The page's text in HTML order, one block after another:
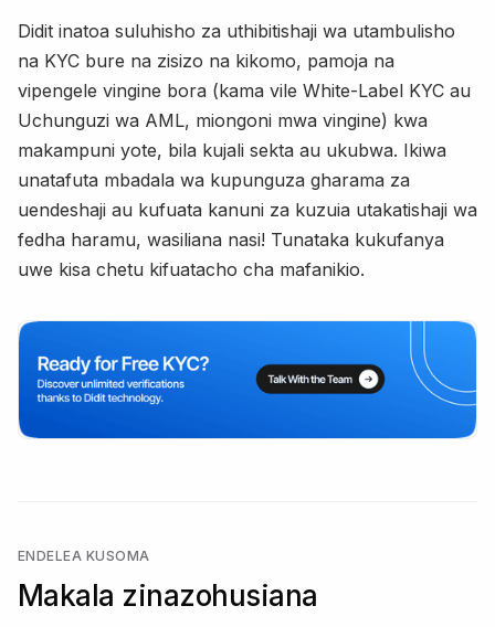
Didit inatoa suluhisho za uthibitishaji wa utambulisho
na KYC bure na zisizo na kikomo, pamoja na
vipengele vingine bora (kama vile White-Label KYC au
Uchunguzi wa AML, miongoni mwa vingine) kwa
makampuni yote, bila kujali sekta au ukubwa. Ikiwa
unatafuta mbadala wa kupunguza gharama za
uendeshaji au kufuata kanuni za kuzuia utakatishaji wa
fedha haramu, wasiliana nasi! Tunataka kukufanya
uwe kisa chetu kifuatacho cha mafanikio.
ENDELEA KUSOMA
Makala zinazohusiana